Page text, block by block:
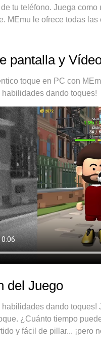
tu teléfono. Juega
MEmu le ofrece todas
que quieras, sin
sistema de
PC. Codificado con
cuentas en el mismo
todo el potencial de
también todo el proceso
pantalla y
toque en PC con
habilidades dando toques!
del Juego
habilidades dando
¿Cuánto tiempo
y fácil de pillar... ¡pero